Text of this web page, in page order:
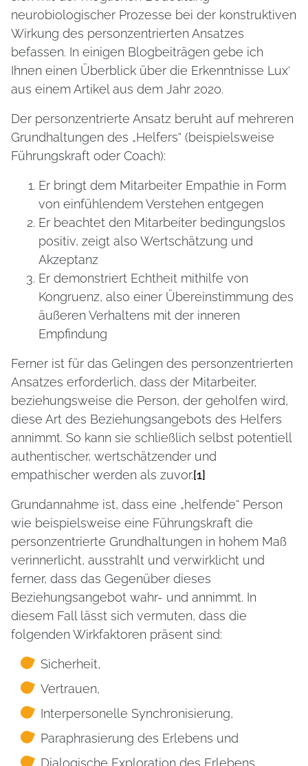
neurobiologischer Prozesse bei der konstruktiven
Wirkung des personzentrierten Ansatzes
befassen. In einigen Blogbeiträgen gebe ich
Ihnen einen Überblick über die Erkenntnisse Lux‘
aus einem Artikel aus dem Jahr 2020.
Der personzentrierte Ansatz beruht auf mehreren
Grundhaltungen des „Helfers“ (beispielsweise
Führungskraft oder Coach):
Er bringt dem Mitarbeiter Empathie in Form
von einfühlendem Verstehen entgegen
Er beachtet den Mitarbeiter bedingungslos
positiv, zeigt also Wertschätzung und
Akzeptanz
Er demonstriert Echtheit mithilfe von
Kongruenz, also einer Übereinstimmung des
äußeren Verhaltens mit der inneren
Empfindung
Ferner ist für das Gelingen des personzentrierten
Ansatzes erforderlich, dass der Mitarbeiter,
beziehungsweise die Person, der geholfen wird,
diese Art des Beziehungsangebots des Helfers
annimmt. So kann sie schließlich selbst potentiell
authentischer, wertschätzender und
empathischer werden als zuvor.[1]
Grundannahme ist, dass eine „helfende“ Person
wie beispielsweise eine Führungskraft die
personzentrierte Grundhaltungen in hohem Maß
verinnerlicht, ausstrahlt und verwirklicht und
ferner, dass das Gegenüber dieses
Beziehungsangebot wahr- und annimmt. In
diesem Fall lässt sich vermuten, dass die
folgenden Wirkfaktoren präsent sind:
Sicherheit,
Vertrauen,
Interpersonelle Synchronisierung,
Paraphrasierung des Erlebens und
Dialogische Exploration des Erlebens.